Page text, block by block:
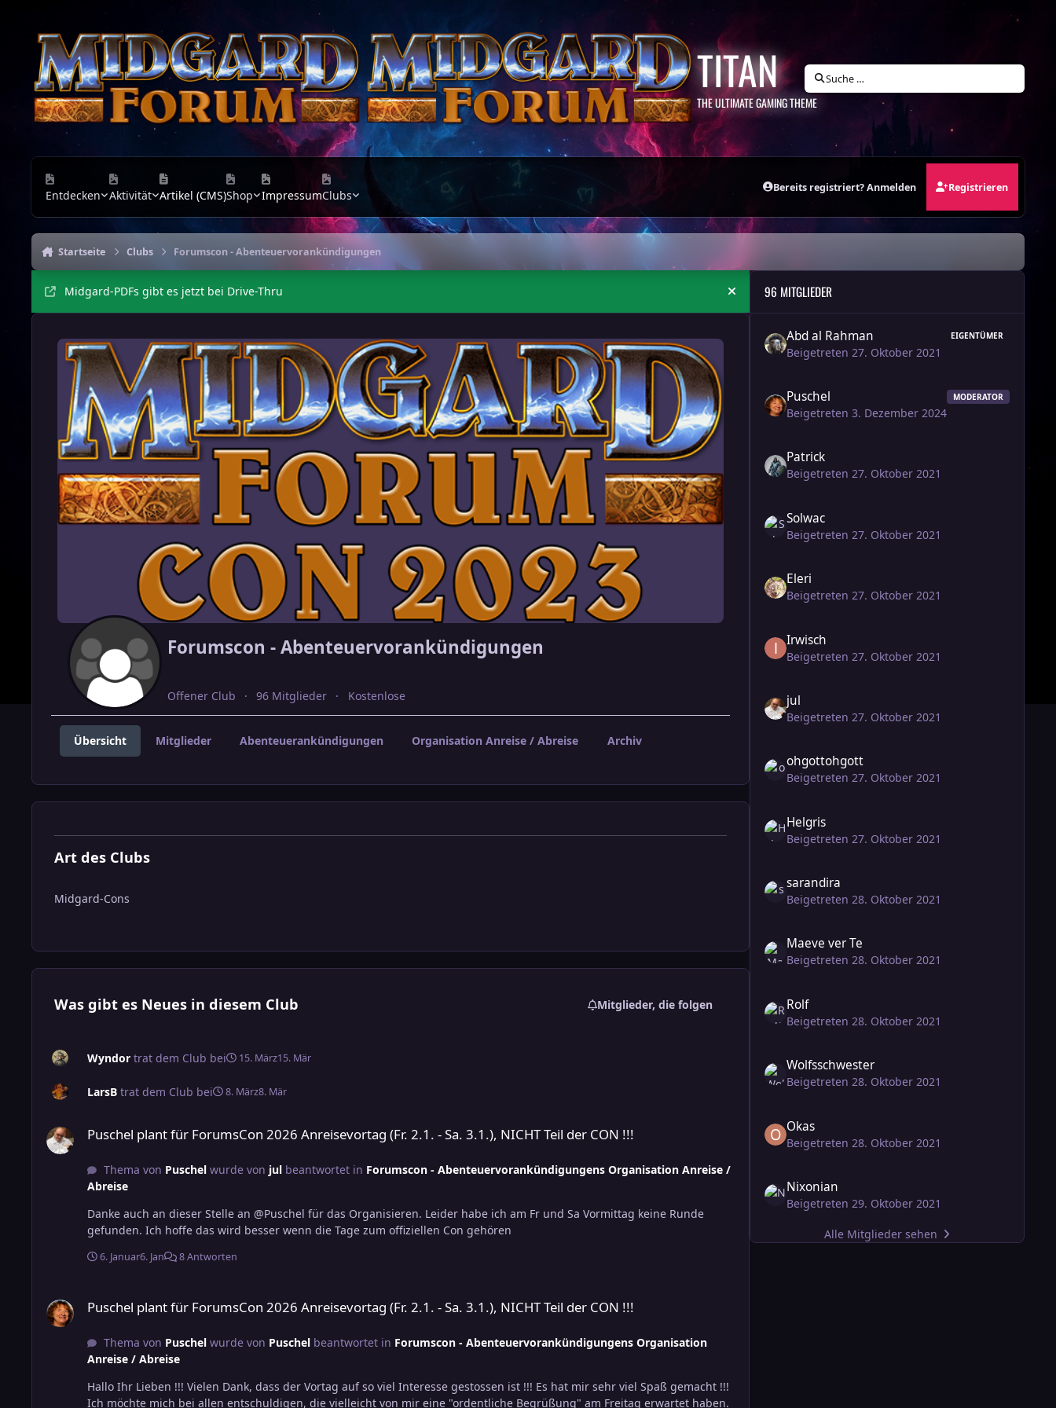
TITAN
THE ULTIMATE GAMING THEME
Suche …
Entdecken Aktivität Artikel (CMS)Shop ImpressumClubs
Bereits registriert? Anmelden Registrieren
Startseite Clubs Forumscon - Abenteuervorankündigungen
Midgard-PDFs gibt es jetzt bei Drive-Thru Ankündigung ausblenden
Forumscon - Abenteuervorankündigungen
Offener Club 96 Mitglieder Kostenlose
Übersicht Mitglieder Abenteuerankündigungen Organisation Anreise / Abreise Archiv
Art des Clubs
Midgard-Cons
Was gibt es Neues in diesem Club Mitglieder, die folgen
Wyndor trat dem Club bei 15. März15. Mär
LarsB trat dem Club bei 8. März8. Mär
Puschel plant für ForumsCon 2026 Anreisevortag (Fr. 2.1. - Sa. 3.1.), NICHT Teil der CON !!!
Thema von Puschelwurde von julbeantwortet in Forumscon - Abenteuervorankündigungens Organisation Anreise /
Abreise
Danke auch an dieser Stelle an @Puschel für das Organisieren. Leider habe ich am Fr und Sa Vormittag keine Runde
gefunden. Ich hoffe das wird besser wenn die Tage zum offiziellen Con gehören
6. Januar6. Jan 8 Antworten
Puschel plant für ForumsCon 2026 Anreisevortag (Fr. 2.1. - Sa. 3.1.), NICHT Teil der CON !!!
Thema von Puschelwurde von Puschelbeantwortet in Forumscon - Abenteuervorankündigungens Organisation
Anreise / Abreise
Hallo Ihr Lieben !!! Vielen Dank, dass der Vortag auf so viel Interesse gestossen ist !!! Es hat mir sehr viel Spaß gemacht !!!
Ich möchte mich bei allen entschuldigen, die vielleicht von mir eine "ordentliche Begrüßung" am Freitag erwartet haben.
96 MITGLIEDER
Abd al Rahman EIGENTÜMER
Beigetreten 27. Oktober 2021
Puschel MODERATOR
Beigetreten 3. Dezember 2024
Patrick
Beigetreten 27. Oktober 2021
Solwac
Beigetreten 27. Oktober 2021
Eleri
Beigetreten 27. Oktober 2021
Irwisch
Beigetreten 27. Oktober 2021
jul
Beigetreten 27. Oktober 2021
ohgottohgott
Beigetreten 27. Oktober 2021
Helgris
Beigetreten 27. Oktober 2021
sarandira
Beigetreten 28. Oktober 2021
Maeve ver Te
Beigetreten 28. Oktober 2021
Rolf
Beigetreten 28. Oktober 2021
Wolfsschwester
Beigetreten 28. Oktober 2021
Okas
Beigetreten 28. Oktober 2021
Nixonian
Beigetreten 29. Oktober 2021
Alle Mitglieder sehen